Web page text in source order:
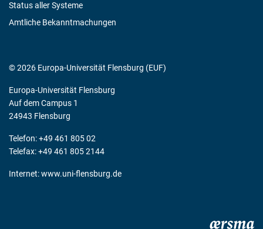
Status aller Systeme
Amtliche Bekanntmachungen
© 2026 Europa-Universität Flensburg (EUF)
Europa-Universität Flensburg
Auf dem Campus 1
24943 Flensburg
Telefon: +49 461 805 02
Telefax: +49 461 805 2144
Internet:www.uni-flensburg.de